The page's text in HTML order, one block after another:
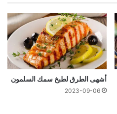
أشهى الطرق لطبخ سمك السلمون
2023-09-06